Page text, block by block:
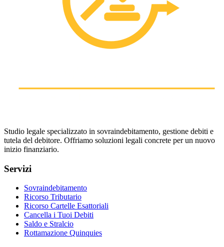
Studio legale specializzato in sovraindebitamento, gestione debiti e
tutela del debitore. Offriamo soluzioni legali concrete per un nuovo
inizio finanziario.
Servizi
Sovraindebitamento
Ricorso Tributario
Ricorso Cartelle Esattoriali
Cancella i Tuoi Debiti
Saldo e Stralcio
Rottamazione Quinquies